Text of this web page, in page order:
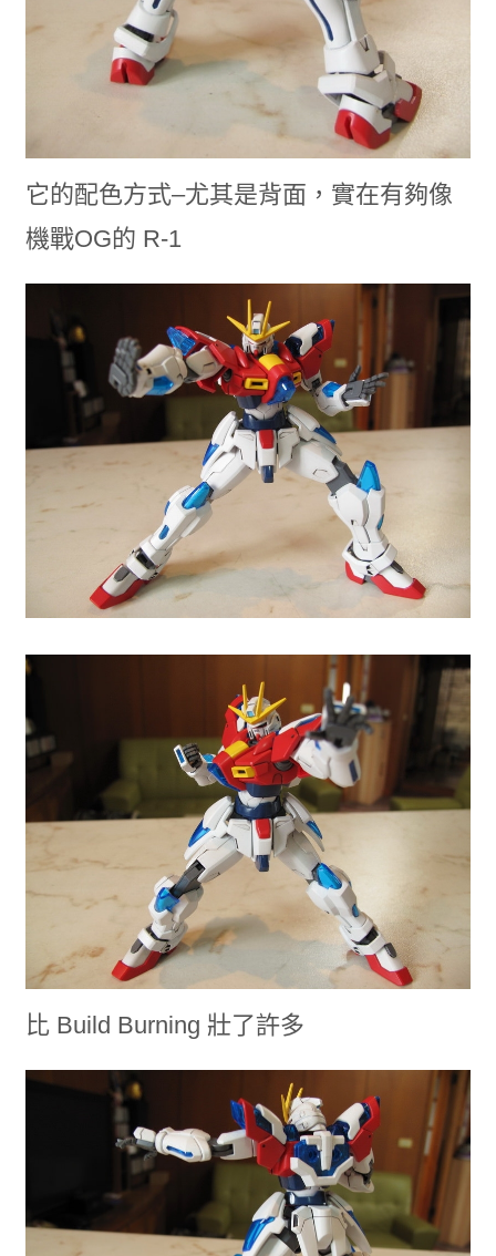
它的配色方式–尤其是背面，實在有夠像
機戰OG的 R-1
比 Build Burning 壯了許多